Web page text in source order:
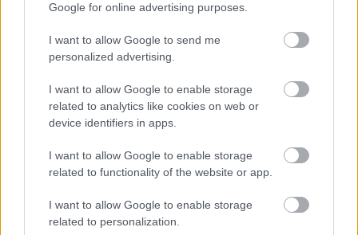
Google for online advertising purposes.
I want to allow Google to send me
personalized advertising.
I want to allow Google to enable storage
related to analytics like cookies on web or
device identifiers in apps.
I want to allow Google to enable storage
related to functionality of the website or app.
I want to allow Google to enable storage
related to personalization.
maagkrampen en -ongemak.
Gemberthee wordt vaak aanbevolen vanwege
Pepermuntthee kan spijsverteringspijn
verlichten en de galstroom bevorderen.